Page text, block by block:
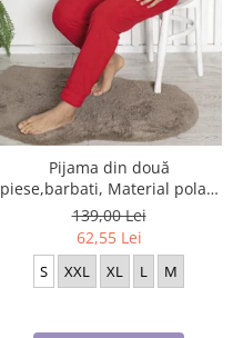
Pijama din două
piese,barbati, Material polar,
Lux, Baki32 100%micro
139,00 Lei
62,55 Lei
S XXL XL L M